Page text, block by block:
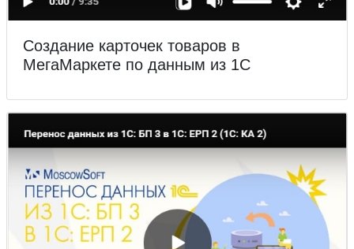
Создание карточек товаров в
МегаМаркете по данным из 1С